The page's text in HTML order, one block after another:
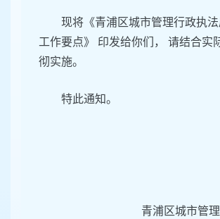
现将《青浦区城市管理行政执
工作要点》 印发给你们， 请结合实
彻实施。
特此通知。
青浦区城市管